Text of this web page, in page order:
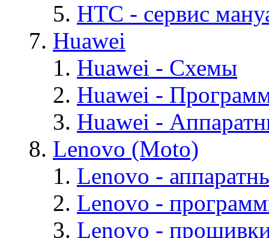
HTC - cервис
Huawei
Huawei - Cхемы
Huawei -
Huawei -
Lenovo (Moto)
Lenovo -
Lenovo -
Lenovo -